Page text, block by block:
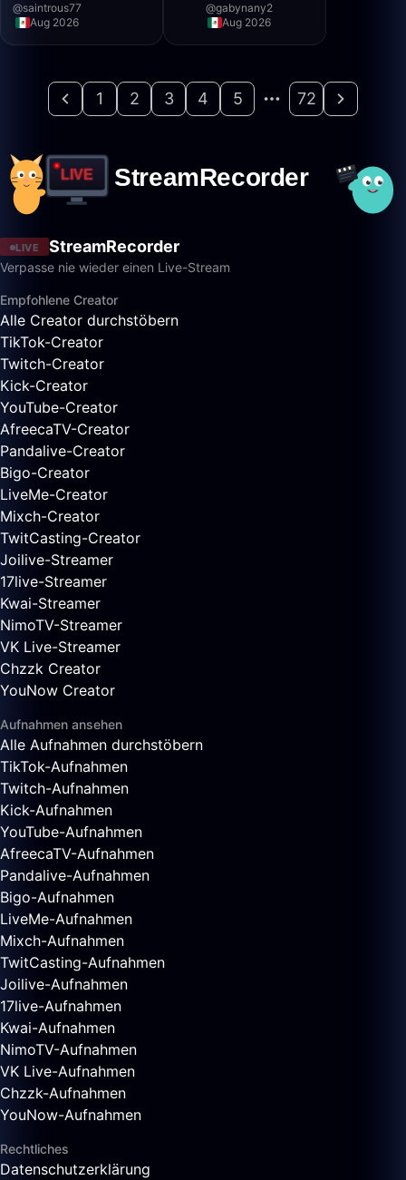
@saintrous77
Aug 2026
@gabynany2
Aug 2026
1 2 3 4 5 72
LIVE StreamRecorder
Verpasse nie wieder einen Live-Stream
Empfohlene Creator
Alle Creator durchstöbern
TikTok-Creator
Twitch-Creator
Kick-Creator
YouTube-Creator
AfreecaTV-Creator
Pandalive-Creator
Bigo-Creator
LiveMe-Creator
Mixch-Creator
TwitCasting-Creator
Joilive-Streamer
17live-Streamer
Kwai-Streamer
NimoTV-Streamer
VK Live-Streamer
Chzzk Creator
YouNow Creator
Aufnahmen ansehen
Alle Aufnahmen durchstöbern
TikTok-Aufnahmen
Twitch-Aufnahmen
Kick-Aufnahmen
YouTube-Aufnahmen
AfreecaTV-Aufnahmen
Pandalive-Aufnahmen
Bigo-Aufnahmen
LiveMe-Aufnahmen
Mixch-Aufnahmen
TwitCasting-Aufnahmen
Joilive-Aufnahmen
17live-Aufnahmen
Kwai-Aufnahmen
NimoTV-Aufnahmen
VK Live-Aufnahmen
Chzzk-Aufnahmen
YouNow-Aufnahmen
Rechtliches
Datenschutzerklärung